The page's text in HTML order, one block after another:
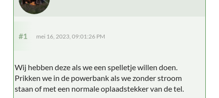
#1 mei 16, 2023, 09:01:26 PM
Wij hebben deze als we een spelletje willen doen.
Prikken we in de powerbank als we zonder stroom
staan of met een normale oplaadstekker van de tel.